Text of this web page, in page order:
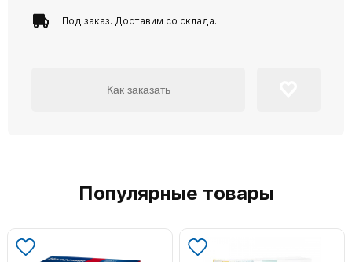
Под заказ. Доставим со склада.
Как заказать
Популярные товары